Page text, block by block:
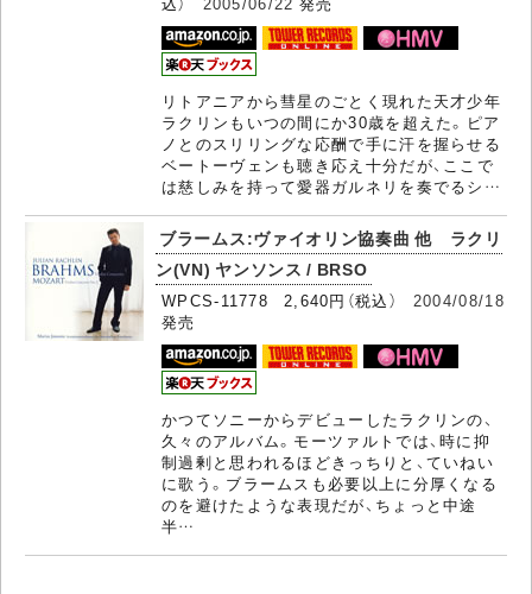
リトアニアから彗星のごとく現れた天才少年
ラクリンもいつの間にか30歳を超えた。ピア
ノとのスリリングな応酬で手に汗を握らせる
ベートーヴェンも聴き応え十分だが、ここで
は慈しみを持って愛器ガルネリを奏でるシ…
ブラームス:ヴァイオリン協奏曲 他 ラクリ
ン(VN) ヤンソンス / BRSO
WPCS-11778 2,640円（税込） 2004/08/18
発売
かつてソニーからデビューしたラクリンの、
久々のアルバム。モーツァルトでは、時に抑
制過剰と思われるほどきっちりと、ていねい
に歌う。ブラームスも必要以上に分厚くなる
のを避けたような表現だが、ちょっと中途
半…